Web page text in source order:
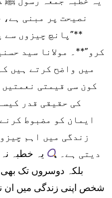
نصیحت پر مبنی
**”پانچ چیزوں سے
کرو”**۔ مولانا سید
میں واضح کرتے ہیں
کون سی قیمتی
کی حقیقی قدر
ایمان کو مضبوط
زندگی میں اہم
دیتی ہے۔
یہ خطبہ
بلکہ دوسروں تک بھی
شخص اپنی زندگی میں ان